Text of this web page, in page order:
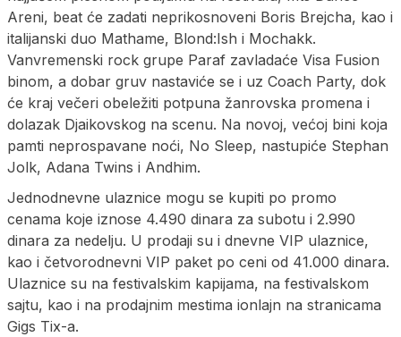
Areni, beat će zadati neprikosnoveni Boris Brejcha, kao i
italijanski duo Mathame, Blond:Ish i Mochakk.
Vanvremenski rock grupe Paraf zavladaće Visa Fusion
binom, a dobar gruv nastaviće se i uz Coach Party, dok
će kraj večeri obeležiti potpuna žanrovska promena i
dolazak Djaikovskog na scenu. Na novoj, većoj bini koja
pamti neprospavane noći, No Sleep, nastupiće Stephan
Jolk, Adana Twins i Andhim.
Jednodnevne ulaznice mogu se kupiti po promo
cenama koje iznose 4.490 dinara za subotu i 2.990
dinara za nedelju. U prodaji su i dnevne VIP ulaznice,
kao i četvorodnevni VIP paket po ceni od 41.000 dinara.
Ulaznice su na festivalskim kapijama, na festivalskom
sajtu, kao i na prodajnim mestima ionlajn na stranicama
Gigs Tix-a.